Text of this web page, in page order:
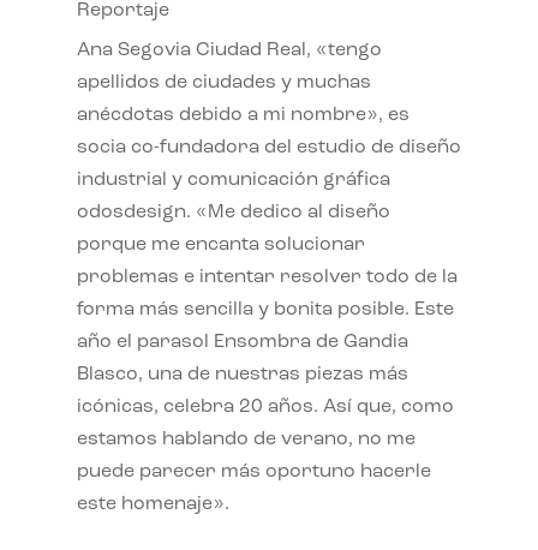
Reportaje
Ana Segovia Ciudad Real, «tengo
apellidos de ciudades y muchas
anécdotas debido a mi nombre», es
socia co-fundadora del estudio de diseño
industrial y comunicación gráfica
odosdesign. «Me dedico al diseño
porque me encanta solucionar
problemas e intentar resolver todo de la
forma más sencilla y bonita posible. Este
año el parasol Ensombra de Gandia
Blasco, una de nuestras piezas más
icónicas, celebra 20 años. Así que, como
estamos hablando de verano, no me
puede parecer más oportuno hacerle
este homenaje».